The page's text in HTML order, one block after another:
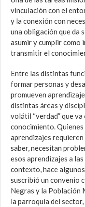
vinculación con el
y la conexión con
una obligación que da
asumir y cumplir como
transmitir el
Entre las distintas
formar personas y
promueven
distintas áreas y
volátil “verdad” que va
conocimiento.
aprendizajes
saber, necesitan
esos aprendizajes a
contexto, hace
suscribió un convenio
Negras y la Población
la parroquia del